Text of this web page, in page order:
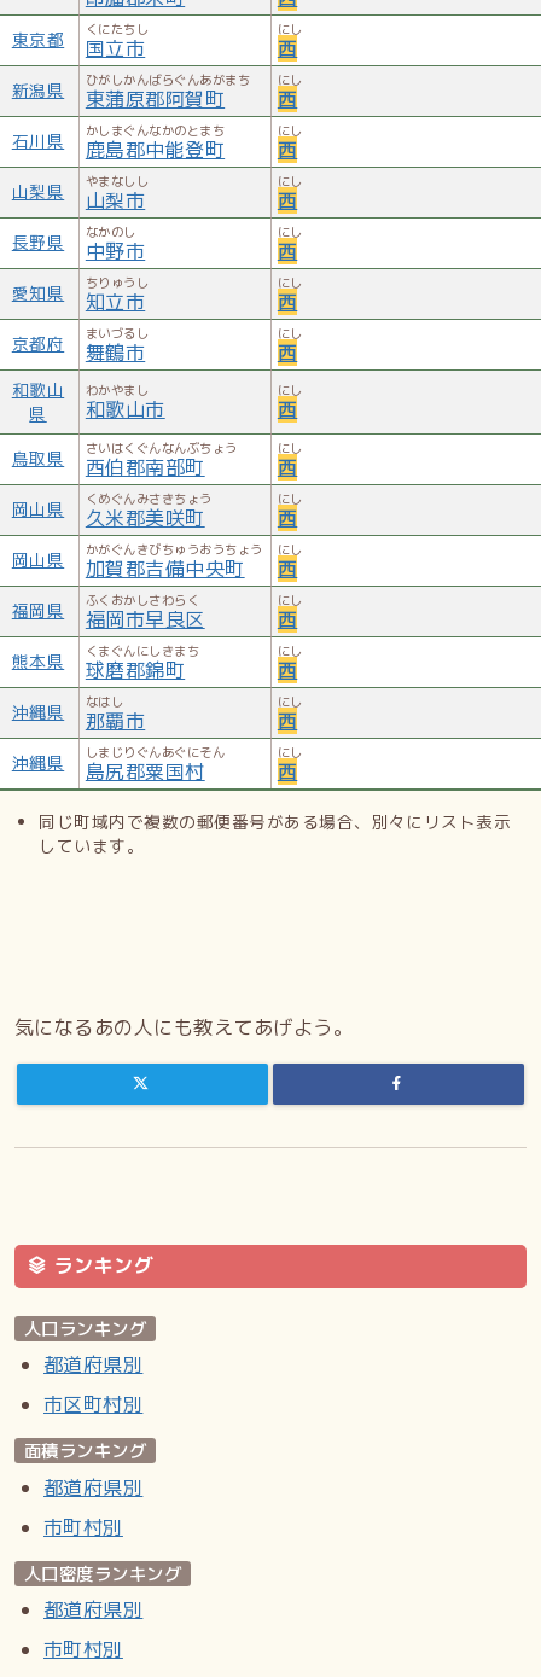
東京都 くにたちし
国立市
にし
西
新潟県 ひがしかんばらぐんあがまち
東蒲原郡阿賀町
にし
西
石川県 かしまぐんなかのとまち
鹿島郡中能登町
にし
西
山梨県 やまなしし
山梨市
にし
西
長野県 なかのし
中野市
にし
西
愛知県 ちりゅうし
知立市
にし
西
京都府 まいづるし
舞鶴市
にし
西
和歌山
県
わかやまし
和歌山市
にし
西
鳥取県 さいはくぐんなんぶちょう
西伯郡南部町
にし
西
岡山県 くめぐんみさきちょう
久米郡美咲町
にし
西
岡山県 かがぐんきびちゅうおうちょう
加賀郡吉備中央町
にし
西
福岡県 ふくおかしさわらく
福岡市早良区
にし
西
熊本県 くまぐんにしきまち
球磨郡錦町
にし
西
沖縄県 なはし
那覇市
にし
西
沖縄県 しまじりぐんあぐにそん
島尻郡粟国村
にし
西
同じ町域内で複数の郵便番号がある場合、別々にリスト表示
しています。
気になるあの人にも教えてあげよう。
ランキング
人口ランキング
都道府県別
市区町村別
面積ランキング
都道府県別
市町村別
人口密度ランキング
都道府県別
市町村別